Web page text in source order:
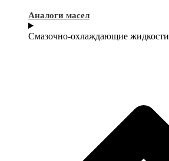
Аналоги масел
Смазочно-охлаждающие жидкости